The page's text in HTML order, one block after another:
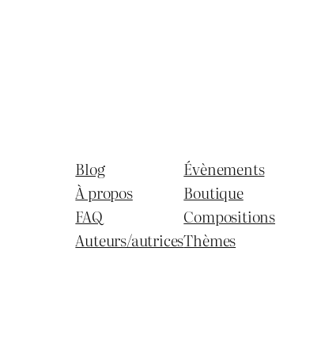
Blog
À propos
FAQ
Auteurs/autrices
Évènements
Boutique
Compositions
Thèmes